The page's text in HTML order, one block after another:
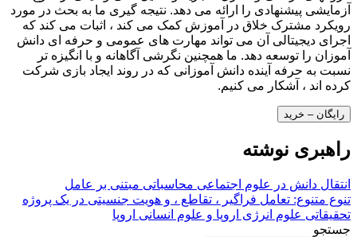
آزمایشی پیشنهادی را ارائه می دهد. نتیجه گیری ما به بحث در مورد
رویکرد مشترک خلاق در آموزش کمک می کند ، اثبات می کند که
اجرای دیجیتالی آن می تواند مهارت های عمومی و حرفه ای دانش
آموزان را توسعه دهد. ما همچنین نگرشی آگاهانه و با انگیزه تر
نسبت به حرفه آینده دانش آموزانی که در روند ایجاد بازی شرکت
کرده اند ، آشکار می کنیم.
رایگان – خرید
راهبری نوشته
انتقال دانش در علوم اجتماعی محاسباتی مبتنی بر عامل
تنوع متنوع: تعامل فراگیر ، تقاطع ، و هویت جنسیتی در یک پروژه
تحقیقاتی علوم انرژی اروپا و علوم انسانی اروپا
جستجو